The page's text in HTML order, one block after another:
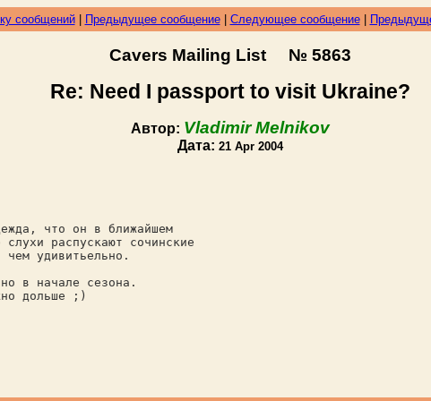
сообщений| Предыдущее сообщение| Следующее сообщение|
Cavers Mailing List № 5863
Re: Need I passport to visit Ukraine?
Автор: Vladimir Melnikov
Дата: 21 Apr 2004
что он в ближайшем
распускают сочинские
удивитьельно.
в начале сезона.
дольше ;)